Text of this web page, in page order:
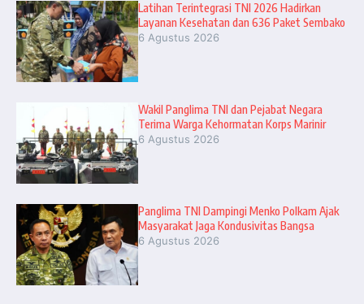
Latihan Terintegrasi TNI 2026 Hadirkan
Layanan Kesehatan dan 636 Paket Sembako
6 Agustus 2026
Wakil Panglima TNI dan Pejabat Negara
Terima Warga Kehormatan Korps Marinir
6 Agustus 2026
Panglima TNI Dampingi Menko Polkam Ajak
Masyarakat Jaga Kondusivitas Bangsa
6 Agustus 2026